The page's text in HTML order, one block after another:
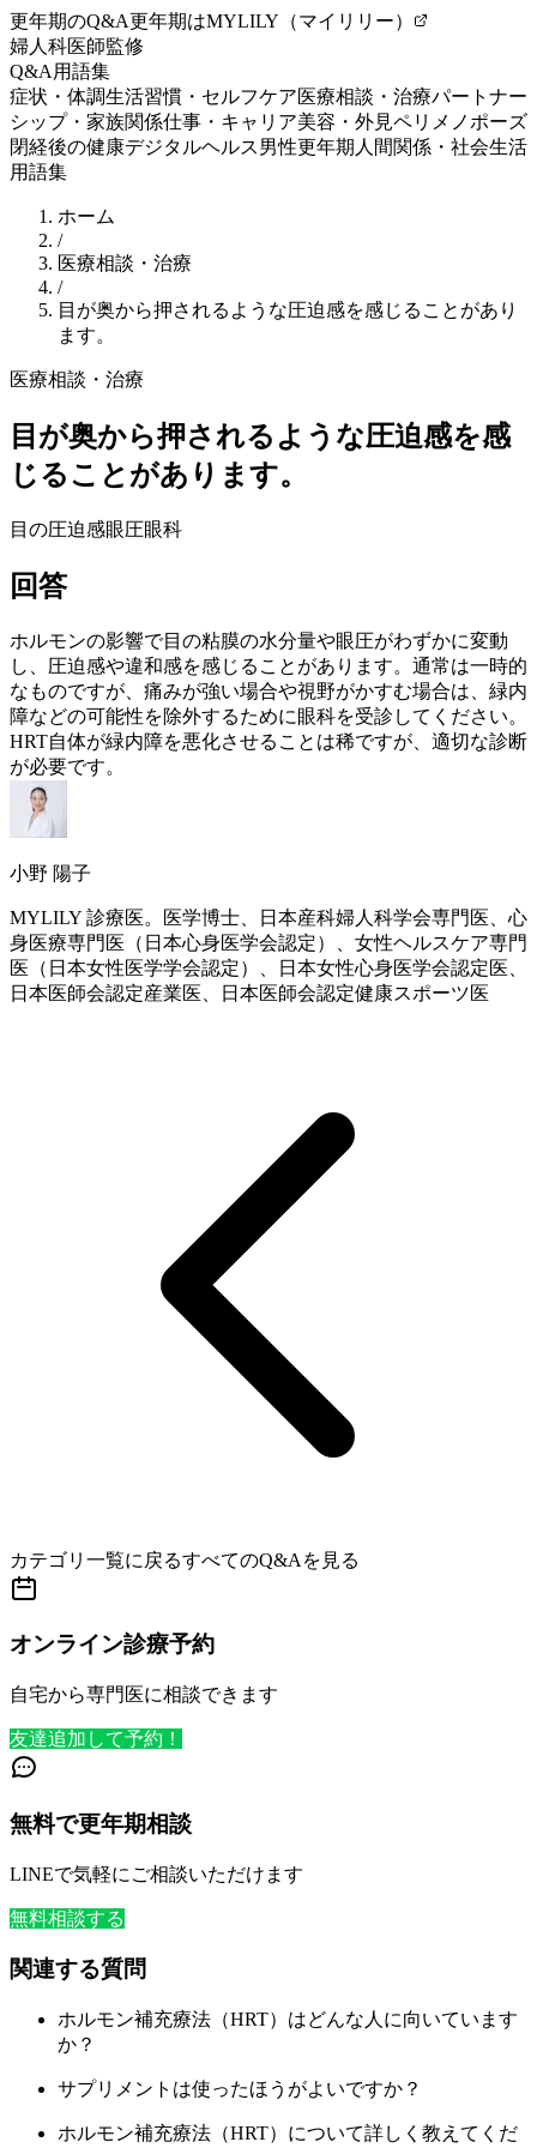
更年期のQ&A更年期はMYLILY（マイリリー）
婦人科医師監修
Q&A 用語集
症状・体調生活習慣・セルフケア医療相談・治療パートナー
シップ・家族関係仕事・キャリア美容・外見ペリメノポーズ
閉経後の健康デジタルヘルス男性更年期 人間関係・社会生活
用語集
ホーム
/
医療相談・治療
/
目が奥から押されるような圧迫感を感じることがあり
ます。
医療相談・治療
目が奥から押されるような圧迫感を感
じることがあります。
目の圧迫感眼圧眼科
回答
ホルモンの影響で目の粘膜の水分量や眼圧がわずかに変動
し、圧迫感や違和感を感じることがあります。通常は一時的
なものですが、痛みが強い場合や視野がかすむ場合は、緑内
障などの可能性を除外するために眼科を受診してください。
HRT自体が緑内障を悪化させることは稀ですが、適切な診断
が必要です。
小野 陽子
MYLILY 診療医。医学博士、日本産科婦人科学会専門医、心
身医療専門医（日本心身医学会認定）、女性ヘルスケア専門
医（日本女性医学学会認定）、日本女性心身医学会認定医、
日本医師会認定産業医、日本医師会認定健康スポーツ医
カテゴリ一覧に戻るすべてのQ&Aを見る
オンライン診療予約
自宅から専門医に相談できます
友達追加して予約！
無料で更年期相談
LINEで気軽にご相談いただけます
無料相談する
関連する質問
ホルモン補充療法（HRT）はどんな人に向いています
か？
サプリメントは使ったほうがよいですか？
ホルモン補充療法（HRT）について詳しく教えてくだ